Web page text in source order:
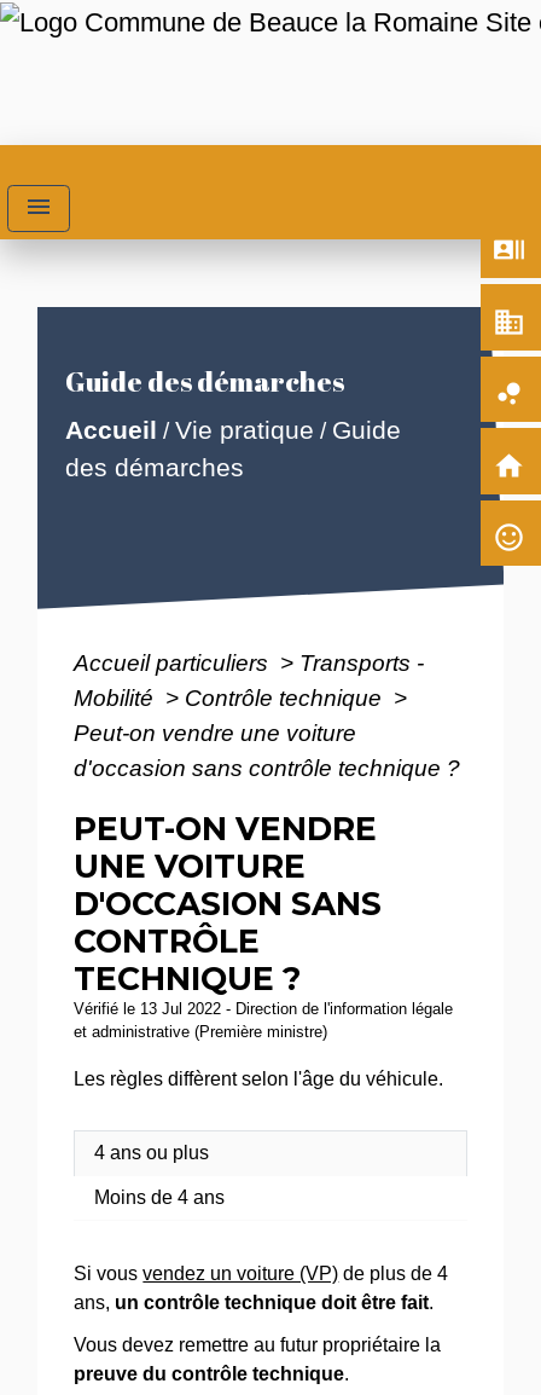
menu
Guide des démarches
Accueil /Vie pratique / Guide
des démarches
Accueil particuliers > Transports -
Mobilité > Contrôle technique >
Peut-on vendre une voiture
d'occasion sans contrôle technique ?
PEUT-ON VENDRE
UNE VOITURE
D'OCCASION SANS
CONTRÔLE
TECHNIQUE ?
Vérifié le 13 Jul 2022 - Direction de l'information légale
et administrative (Première ministre)
Les règles diffèrent selon l'âge du véhicule.
4 ans ou plus
Moins de 4 ans
Si vousvendez un voiture (VP) de plus de 4
ans, un contrôle technique doit être fait.
Vous devez remettre au futur propriétaire la
preuve du contrôle technique.
recent_actors
business
bubble_chart
home
sentiment_satisfied_alt